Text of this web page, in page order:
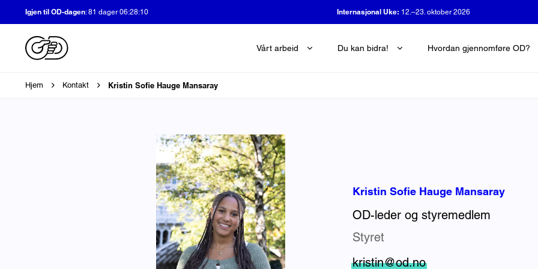
Igjen til OD-dagen:81 dager 06:28:09 Internasjonal Uke: 12.–23. oktober 2026
Vårt arbeid Du kan bidra! Hvordan gjennomføre OD?
Hjem Kontakt Kristin Sofie Hauge Mansaray
Kristin Sofie Hauge Mansaray
OD-leder og styremedlem
Styret
kristin@od.no